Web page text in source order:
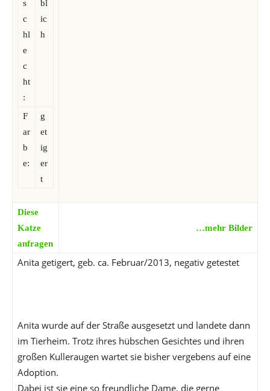
s
c
hl
e
c
ht
:
bl
ic
h
F
ar
b
e:
g
et
ig
er
t
Diese
Katze
anfragen
…mehr Bilder
Anita getigert, geb. ca. Februar/2013, negativ getestet
Anita wurde auf der Straße ausgesetzt und landete dann
im Tierheim. Trotz ihres hübschen Gesichtes und ihren
großen Kulleraugen wartet sie bisher vergebens auf eine
Adoption.
Dabei ist sie eine so freundliche Dame, die gerne